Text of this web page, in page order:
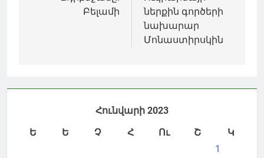
Բելամի
ներքին գործերի
նախարար
Մոնաստիրսկին
Հունվարի 2023
Ե
Ե Չ Հ Ու Շ
Կ
1